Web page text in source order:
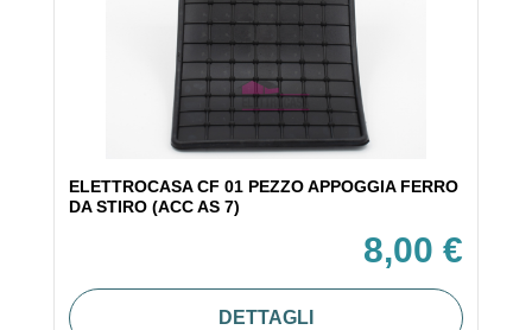
ELETTROCASA CF 01 PEZZO APPOGGIA FERRO
DA STIRO (ACC AS 7)
8,00 €
DETTAGLI